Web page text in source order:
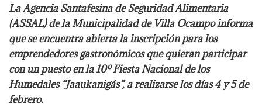
La Agencia Santafesina de Seguridad Alimentaria
(ASSAL) de la Municipalidad de Villa Ocampo informa
que se encuentra abierta la inscripción para los
emprendedores gastronómicos que quieran participar
con un puesto en la 10º Fiesta Nacional de los
Humedales “Jaaukanigás”, a realizarse los días 4 y 5 de
febrero.